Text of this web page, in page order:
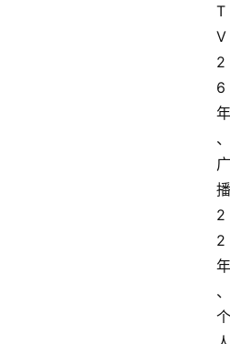
T
V
2
6
年
、
广
播
2
2
年
、
个